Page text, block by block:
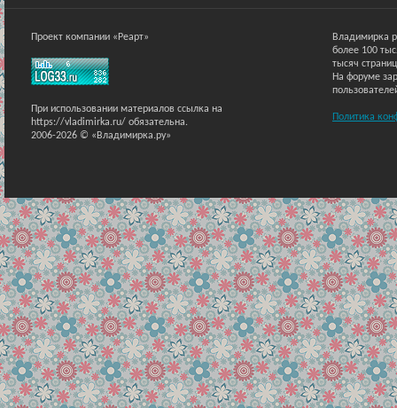
Проект компании «Реарт»
При использовании материалов ссылка на
https://vladimirka.ru/ обязательна.
2006-2026 © «Владимирка.ру»
Владимирка
более 100
тысяч
На форуме
Политика